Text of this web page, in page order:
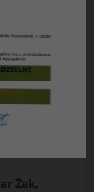
w Lublinie
Żak,